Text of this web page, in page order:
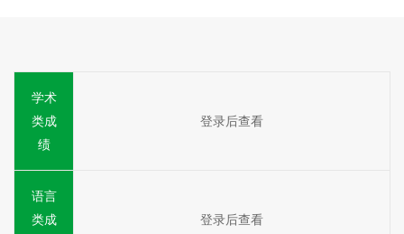
学术
类成
绩
登录后查看
语言
类成
登录后查看